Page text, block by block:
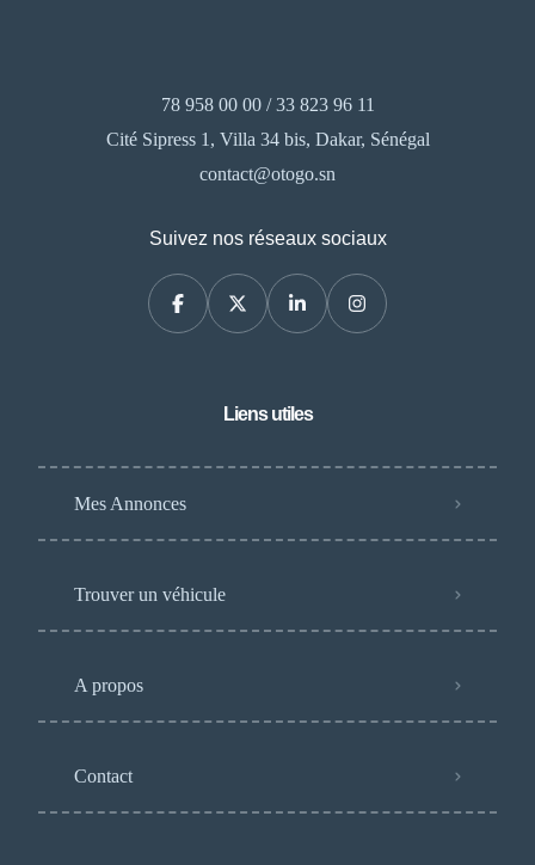
78 958 00 00 / 33 823 96 11
Cité Sipress 1, Villa 34 bis, Dakar, Sénégal
contact@otogo.sn
Suivez nos réseaux sociaux
Liens utiles
Mes Annonces
Trouver un véhicule
A propos
Contact